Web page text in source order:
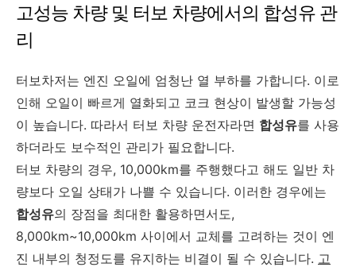
고성능 차량 및 터보 차량에서의 합성유 관
리
터보차저는 엔진 오일에 엄청난 열 부하를 가합니다. 이로
인해 오일이 빠르게 열화되고 코크 현상이 발생할 가능성
이 높습니다. 따라서 터보 차량 운전자라면 합성유를 사용
하더라도 보수적인 관리가 필요합니다.
터보 차량의 경우, 10,000km를 주행했다고 해도 일반 차
량보다 오일 상태가 나쁠 수 있습니다. 이러한 경우에는
합성유의 장점을 최대한 활용하면서도,
8,000km~10,000km 사이에서 교체를 고려하는 것이 엔
진 내부의 청정도를 유지하는 비결이 될 수 있습니다. 고